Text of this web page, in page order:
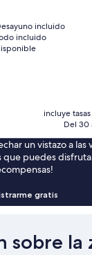
incluido
incluido
incluye
Del 30
un vistazo a las
puedes
gratis
sobre la